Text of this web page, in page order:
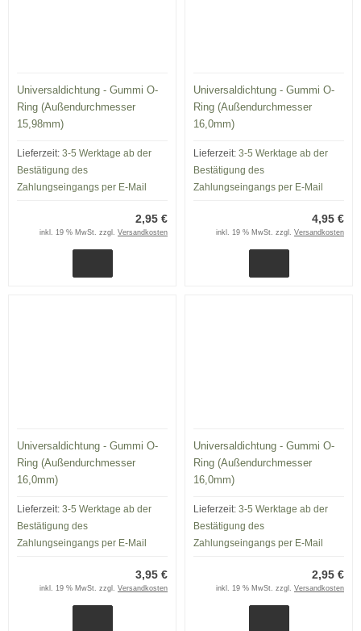
Universaldichtung - Gummi O-
Ring (Außendurchmesser
15,98mm)
Lieferzeit: 3-5 Werktage ab der
Bestätigung des
Zahlungseingangs per E-Mail
2,95 €
inkl. 19 % MwSt. zzgl. Versandkosten
Universaldichtung - Gummi O-
Ring (Außendurchmesser
16,0mm)
Lieferzeit: 3-5 Werktage ab der
Bestätigung des
Zahlungseingangs per E-Mail
4,95 €
inkl. 19 % MwSt. zzgl. Versandkosten
Universaldichtung - Gummi O-
Ring (Außendurchmesser
16,0mm)
Lieferzeit: 3-5 Werktage ab der
Bestätigung des
Zahlungseingangs per E-Mail
3,95 €
inkl. 19 % MwSt. zzgl. Versandkosten
Universaldichtung - Gummi O-
Ring (Außendurchmesser
16,0mm)
Lieferzeit: 3-5 Werktage ab der
Bestätigung des
Zahlungseingangs per E-Mail
2,95 €
inkl. 19 % MwSt. zzgl. Versandkosten